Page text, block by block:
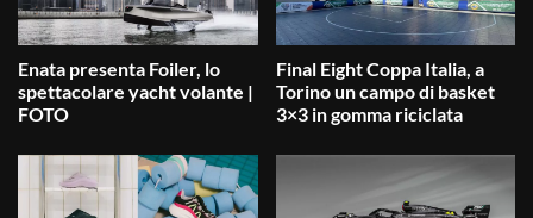
Enata presenta Foiler, lo
spettacolare yacht volante |
FOTO
Final Eight Coppa Italia, a
Torino un campo di basket
3×3 in gomma riciclata